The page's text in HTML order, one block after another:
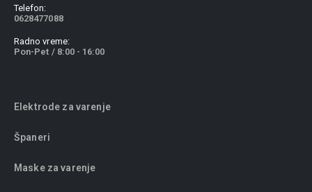
Telefon:
0628477088
Radno vreme:
Pon-Pet / 8:00 - 16:00
Elektrode za varenje
Španeri
Maske za varenje